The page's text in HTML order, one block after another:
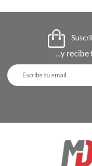
...y recibe